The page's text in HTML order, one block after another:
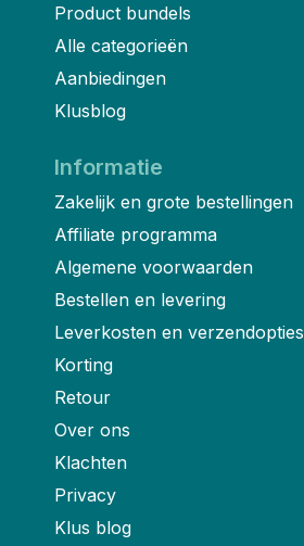
Product bundels
Alle categorieën
Aanbiedingen
Klusblog
Informatie
Zakelijk en grote bestellingen
Affiliate programma
Algemene voorwaarden
Bestellen en levering
Leverkosten en verzendopties
Korting
Retour
Over ons
Klachten
Privacy
Klus blog